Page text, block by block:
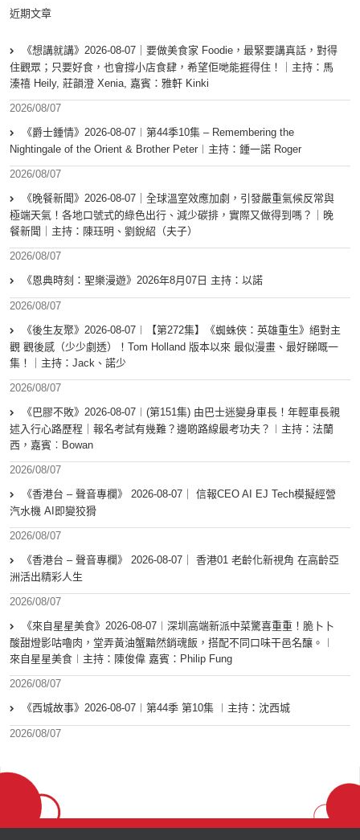
近期文章
《想講就講》2026-08-07｜要做美食家 Foodie，最緊要講真話，對得
住觀眾；只要好食，也會撐小店食肆，希望佢哋能捱得住！｜主持：馬
溱禧 Heily, 莊韻澄 Xenia, 嘉賓：雅軒 Kinki
2026/08/07
《爵士鍾情》2026-08-07︱第44季10集 – Remembering the
Nightingale of the Orient & Brother Peter︱主持：鍾一諾 Roger
2026/08/07
《晚餐新聞》2026-08-07｜全球溫室效應加劇，引發嚴重氣候反常與
極端天氣！各地口號式的綠色出行、減少碳排，實際又做得到嗎？｜晚
餐新聞｜主持：陳珏明、劉銳紹（夫子）
2026/08/07
《恩典時刻：聖樂漫遊》2026年8月07日 主持：以諾
2026/08/07
《後生友聚》2026-08-07︱【第272集】《蜘蛛俠：英雄重生》絕對主
觀 觀後感（少少劇透）！Tom Holland 版本以來 最似漫畫、最好睇嘅一
集！｜主持：Jack、諾少
2026/08/07
《巴膠不敗》2026-08-07︱(第151集) 由巴士迷變身車長！年輕車長親
述入行心路歷程｜報名考試有幾難？邊啲路線最考功夫？︱主持：法蘭
西，嘉賓︰Bowan
2026/08/07
《香港台 – 聲音專欄》 2026-08-07｜ 信報CEO AI EJ Tech模擬經營
汽水機 AI即變狡猾
2026/08/07
《香港台 – 聲音專欄》 2026-08-07｜ 香港01 老齡化新視角 在高齡亞
洲活出精彩人生
2026/08/07
《來自星星美食》2026-08-07︱深圳高端新派中菜驚喜重重！脆卜卜
酸甜燈影咕嚕肉，堂弄黃油蟹黯然銷魂飯，搭配不同口味干邑名釀。︱
來自星星美食︱主持：陳俊偉 嘉賓：Philip Fung
2026/08/07
《西城故事》2026-08-07︱第44季 第10集 ︱主持：沈西城
2026/08/07